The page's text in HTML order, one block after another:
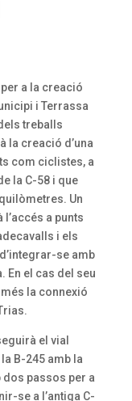
a la creació
i Terrassa
treballs
la creació d’una
com ciclistes, a
la C-58 i que
Un
a punts
i els
se amb
En el cas del seu
la connexió
el vial
B-245 amb la
passos per a
se a l’antiga C-